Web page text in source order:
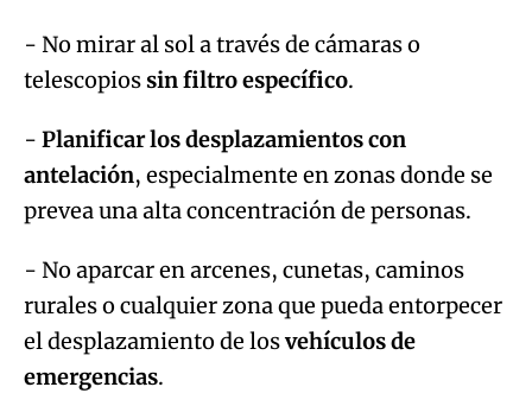
- No mirar al sol a través de cámaras o
telescopiossin filtro específico.
- Planificar los desplazamientos con
antelación, especialmente en zonas donde se
prevea una alta concentración de personas.
- No aparcar en arcenes, cunetas, caminos
rurales o cualquier zona que pueda entorpecer
el desplazamiento de losvehículos de
emergencias.